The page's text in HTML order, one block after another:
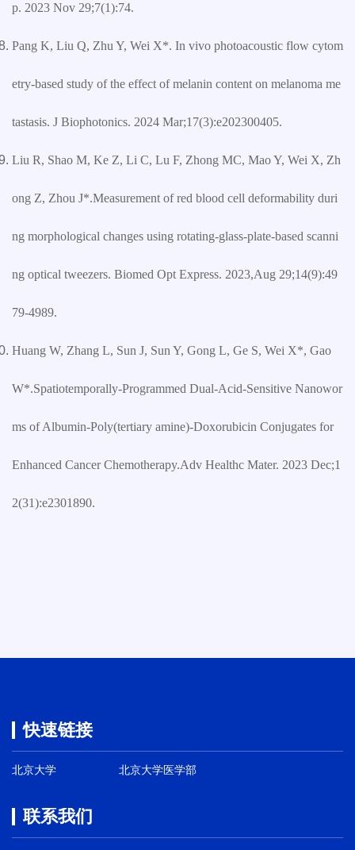
p. 2023 Nov 29;7(1):74.
Pang K, Liu Q, Zhu Y, Wei X*. In vivo photoacoustic flow cytom
etry-based study of the effect of melanin content on melanoma me
tastasis. J Biophotonics. 2024 Mar;17(3):e202300405.
Liu R, Shao M, Ke Z, Li C, Lu F, Zhong MC, Mao Y, Wei X, Zh
ong Z, Zhou J*.Measurement of red blood cell deformability duri
ng morphological changes using rotating-glass-plate-based scanni
ng optical tweezers. Biomed Opt Express. 2023,Aug 29;14(9):49
79-4989.
Huang W, Zhang L, Sun J, Sun Y, Gong L, Ge S, Wei X*, Gao
W*.Spatiotemporally-Programmed Dual-Acid-Sensitive Nanowor
ms of Albumin-Poly(tertiary amine)-Doxorubicin Conjugates for
Enhanced Cancer Chemotherapy.Adv Healthc Mater. 2023 Dec;1
2(31):e2301890.
快速链接
北京大学 北京大学医学部
联系我们